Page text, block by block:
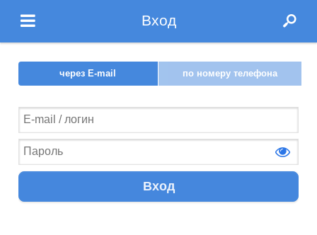
Вход
через E-mail по номеру телефона
Вход